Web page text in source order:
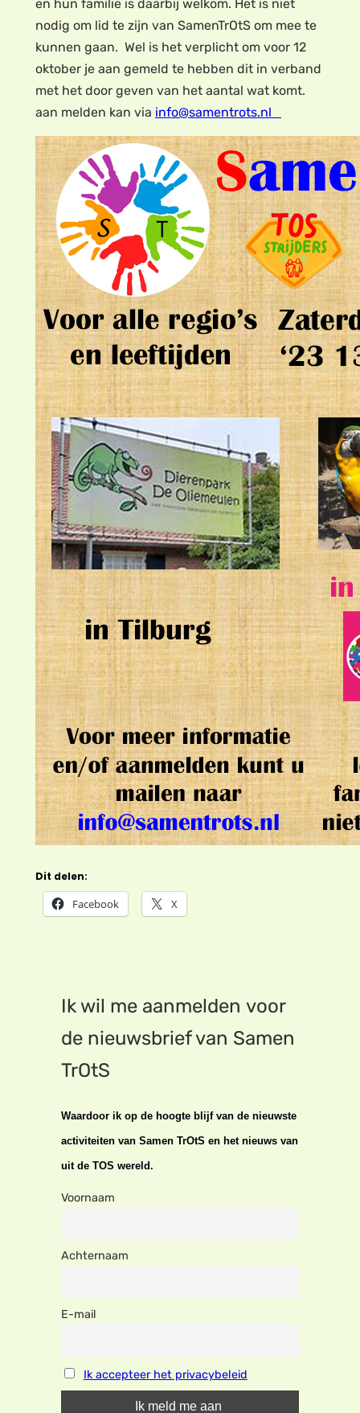
en hun familie is daarbij welkom. Het is niet
nodig om lid te zijn van SamenTrOtS om mee te
kunnen gaan. Wel is het verplicht om voor 12
oktober je aan gemeld te hebben dit in verband
met het door geven van het aantal wat komt.
aan melden kan via info@samentrots.nl
Dit delen:
Facebook X
Ik wil me aanmelden voor
de nieuwsbrief van Samen
TrOtS
Waardoor ik op de hoogte blijf van de nieuwste
activiteiten van Samen TrOtS en het nieuws van
uit de TOS wereld.
Voornaam
Achternaam
E-mail
Ik accepteer het privacybeleid